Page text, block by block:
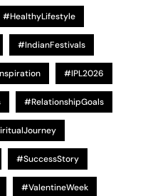
#HealthyLifestyle
#IndianFestivals
#IPL2026
#RelationshipGoals
#SuccessStory
#ValentineWeek